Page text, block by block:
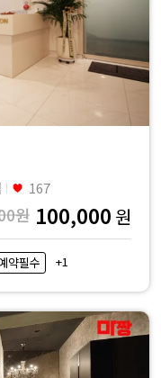
167
원 100,000 원
약필수 +1